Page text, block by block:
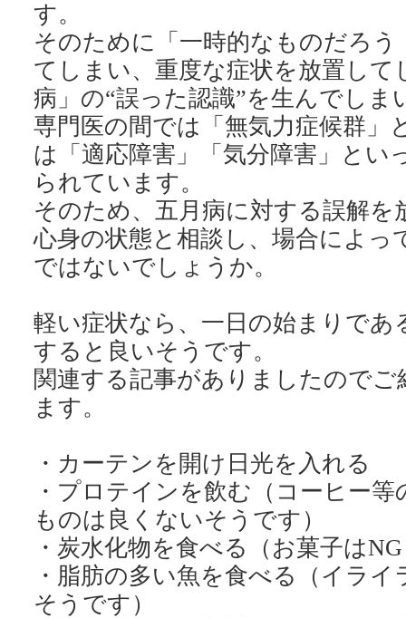
す。
そのために「一時的なものだろう
てしまい、重度な症状を放置して
病」の“誤った認識”を生んでしま
専門医の間では「無気力症候群」
は「適応障害」「気分障害」とい
られています。
そのため、五月病に対する誤解
心身の状態と相談し、場合によっ
ではないでしょうか。
軽い症状なら、一日の始まりであ
すると良いそうです。
関連する記事がありましたので
ます。
・カーテンを開け日光を入れる
・プロテインを飲む（コーヒー
ものは良くないそうです）
・炭水化物を食べる（お菓子は
・脂肪の多い魚を食べる（イラ
そうです）